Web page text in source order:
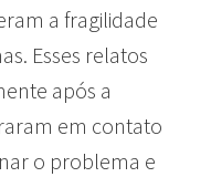
a fragilidade
Esses relatos
após a
em contato
o problema e